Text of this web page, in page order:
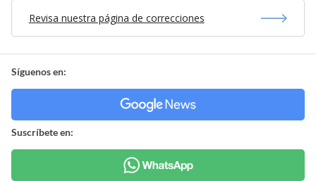
Revisa nuestra página de correcciones
Síguenos en:
Suscríbete en: